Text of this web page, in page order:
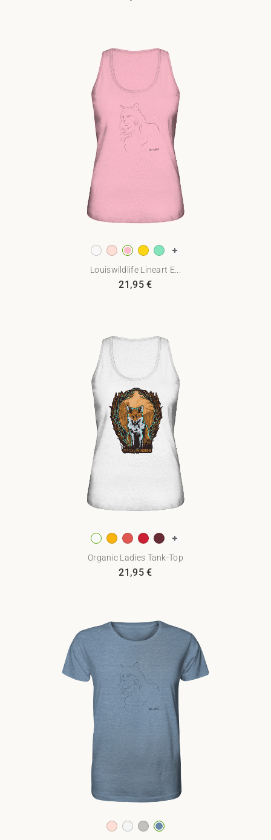
Louiswildlife Lineart E...
21,95€
Organic Ladies Tank-Top
21,95€